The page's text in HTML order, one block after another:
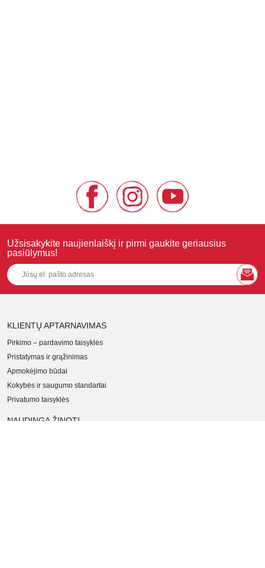
Užsisakykite naujienlaiškį ir pirmi gaukite geriausius
pasiūlymus!
KLIENTŲ APTARNAVIMAS
Pirkimo – pardavimo taisyklės
Pristatymas ir grąžinimas
Apmokėjimo būdai
Kokybės ir saugumo standartai
Privatumo taisyklės
NAUDINGA ŽINOTI